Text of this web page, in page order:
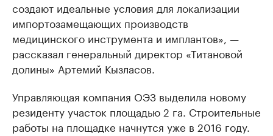
создают идеальные условия для локализации
импортозамещающих производств
медицинского инструмента и имплантов», —
рассказал генеральный директор «Титановой
долины» Артемий Кызласов.
Управляющая компания ОЭЗ выделила новому
резиденту участок площадью 2 га. Строительные
работы на площадке начнутся уже в 2016 году.